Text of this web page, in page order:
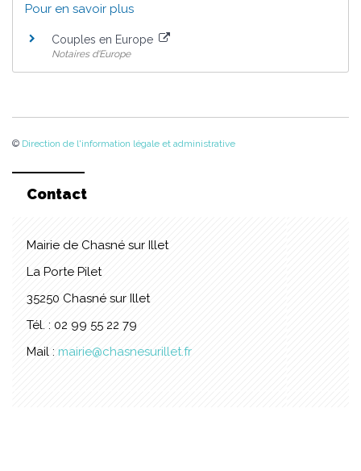
Pour en savoir plus
Couples en Europe
Notaires d'Europe
© Direction de l'information légale et administrative
Contact
Mairie de Chasné sur Illet
La Porte Pilet
35250 Chasné sur Illet
Tél. : 02 99 55 22 79
Mail : mairie@chasnesurillet.fr